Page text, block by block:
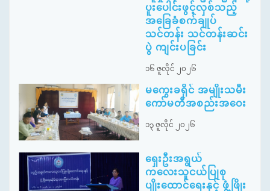
ပူးပေါင်းဖွင့်လှစ်သည့်
အခြေခံစက်ချုပ်
သင်တန်း သင်တန်းဆင်း
ပွဲ ကျင်းပခြင်း
၁၆ ဇူလိုင် ၂၀၂၆
မကွေးခရိုင် အမျိုးသမီး
ကော်မတီအစည်းအဝေး
၁၃ ဇူလိုင် ၂၀၂၆
ရှေးဦးအရွယ်
ကလေးသူငယ်ပြုစု
ပျိုးထောင်ရေးနှင့် ဖွံ့ဖြိုး